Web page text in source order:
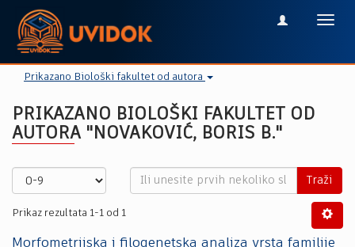
Prikazano Biološki fakultet od autora
PRIKAZANO BIOLOŠKI FAKULTET OD
AUTORA "NOVAKOVIĆ, BORIS B."
Traži
Prikaz rezultata 1-1 od 1
Morfometrijska i filogenetska analiza vrsta familije